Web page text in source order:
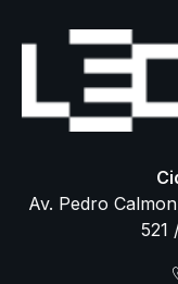
Av. Pedro
521